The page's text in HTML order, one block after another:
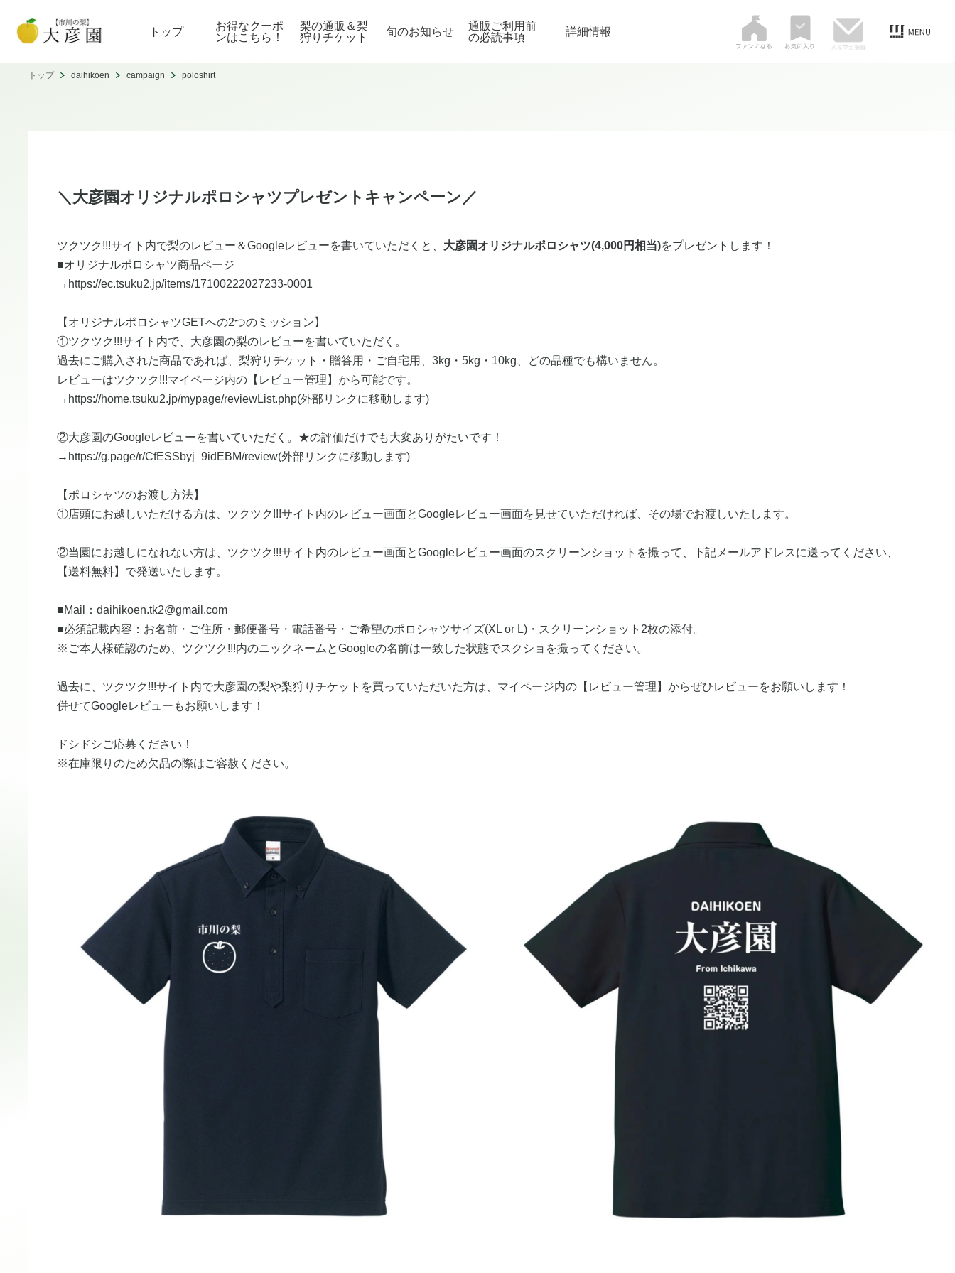
トップ お得なクーポ
ンはこちら！
梨の通販＆梨
狩りチケット 旬のお知らせ 通販ご利用前
の必読事項 詳細情報
トップ daihikoen campaign poloshirt
＼大彦園オリジナルポロシャツプレゼントキャンペーン／
ツクツク!!!サイト内で梨のレビュー＆Googleレビューを書いていただくと、 大彦園オリジナルポロシャツ(4,000円相当)をプレゼントします！
​■オリジナルポロシャツ商品ページ
→https://ec.tsuku2.jp/items/17100222027233-0001​
​【オリジナルポロシャツGETへの2つのミッション】
​①ツクツク!!!サイト内で、大彦園の梨のレビューを書いていただく。
​過去にご購入された商品であれば、梨狩りチケット・贈答用・ご自宅用、3kg・5kg・10kg、どの品種でも構いません。
​レビューはツクツク!!!マイページ内の【レビュー管理】から可能です。
→https://home.tsuku2.jp/mypage/reviewList.php​(外部リンクに移動します)
​②大彦園のGoogleレビューを書いていただく。★の評価だけでも大変ありがたいです！
​→https://g.page/r/CfESSbyj_9idEBM/review​(外部リンクに移動します)
【​ポロシャツのお渡し方法】
​①店頭にお越しいただける方は、ツクツク!!!サイト内のレビュー画面とGoogleレビュー画面を見せていただければ、その場でお渡しいたします。
​②当園にお越しになれない方は、ツクツク!!!サイト内のレビュー画面とGoogleレビュー画面のスクリーンショットを撮って、下記メールアドレスに送ってください、
​【送料無料】で発送いたします。
■​​Mail：daihikoen.tk2@gmail.com
■​必須記載内容：お名前・ご住所・郵便番号・電話番号・ご希望のポロシャツサイズ(XL or L)・スクリーンショット2枚の添付。
​※ご本人様確認のため、ツクツク!!!内のニックネームとGoogleの名前は一致した状態でスクショを撮ってください。
​過去に、ツクツク!!!サイト内で大彦園の梨や梨狩りチケットを買っていただいた方は、マイページ内の【レビュー管理】からぜひレビューをお願いします！
​併せてGoogleレビューもお願いします！
ドシドシご応募ください！
​※在庫限りのため欠品の際はご容赦ください。